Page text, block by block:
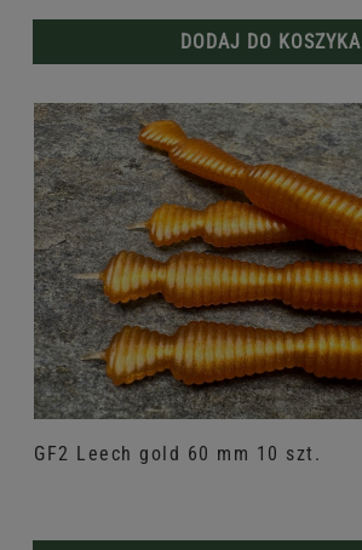
DODAJ DO KOSZYKA
GF2 Leech gold 60 mm 10 szt.